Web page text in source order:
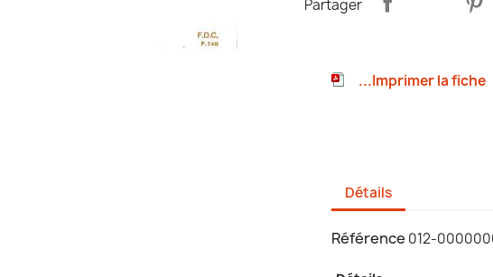
Partager
...Imprimer la fiche
Détails
Référence 012-